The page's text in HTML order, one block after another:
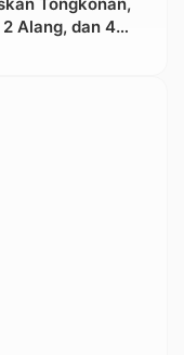
Alang, dan 4
Utara